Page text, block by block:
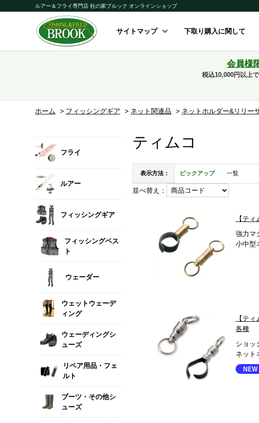
ルアー＆フライ専門店 杜の家ブルック オンラインショップ
サイトマップ 下取り購入に関して
会員様
税込10,000円以上
ホーム > フィッシングギア > ネット関連品 > ネットホルダー&リリー
フライ
ルアー
フィッシングギア
フィッシングベス
ト
ウェーダー
ウェットウェーデ
ィング
ウェーディングシ
ューズ
リペア用品・フェ
ルト
ブーツ・その他シ
ューズ
ティムコ
表示方法： ピックアップ 一覧
並べ替え：
【テ
強力マ
小中型
【テ
各種
ショッ
ネット